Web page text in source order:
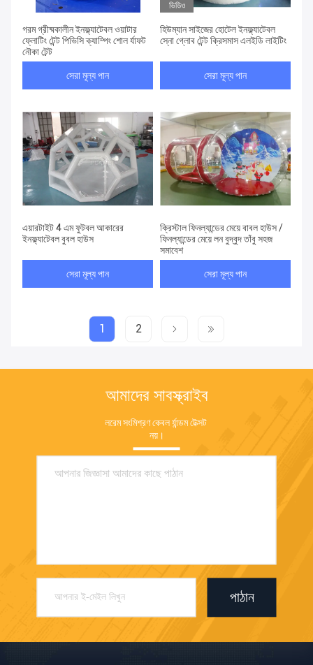
গরম গ্রীষ্মকালীন ইনফ্ল্যাটেবল ওয়াটার
ফ্লোটিং টেন্ট পিভিসি ক্যাম্পিং শোল র্যাফট
নৌকা টেন্ট
সেরা মূল্য পান
ভিডিও
হিউম্যান সাইজের হোটেল ইনফ্ল্যাটেবল
স্নো গ্লোব টেন্ট ক্রিসমাস এলইডি লাইটিং
সেরা মূল্য পান
এয়ারটাইট 4 এম ফুটবল আকারের
ইনফ্ল্যাটেবল বুবল হাউস
সেরা মূল্য পান
ক্রিস্টাল ফিনল্যান্ডের মেয়ে বাবল হাউস /
ফিনল্যান্ডের মেয়ে লন বুদ্বুদ তাঁবু সহজ
সমাবেশ
সেরা মূল্য পান
1 2
আমাদের সাবস্ক্রাইব
লরেম সংমিশ্রণ কেবল র্যান্ডম টেক্সট
নয়।
পাঠান